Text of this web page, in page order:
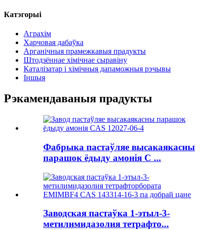
Катэгорыі
Аграхім
Харчовая дабаўка
Арганічныя прамежкавыя прадукты
Штодзённае хімічнае сыравіну
Каталізатар і хімічныя дапаможныя рэчывы
Іншыя
Рэкамендаваныя прадукты
Фабрыка пастаўляе высакаякасны
парашок ёдыду амонія C ...
Заводская пастаўка 1-этыл-3-
метилимидазолия тетрафто...